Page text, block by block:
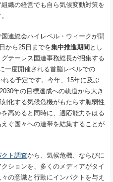
織の経営でも自ら気候変動対策を
連総会ハイレベル・ウィークが開
から25日までを集中推進期間とし
テーレス国連事務総長が招集する
一度開催される首脳レベルでの
れる予定です。今年、15年に及ぶ
年の目標達成への軌道から大き
化する気候危機がもたらす脆弱性
高めると同時に、適応能力をはる
ぐ国々への連帯を結集することが
クト調査から、気候危機、ならびに
ションを、多くのメディアがタイ
の意識と行動にインパクトを与え